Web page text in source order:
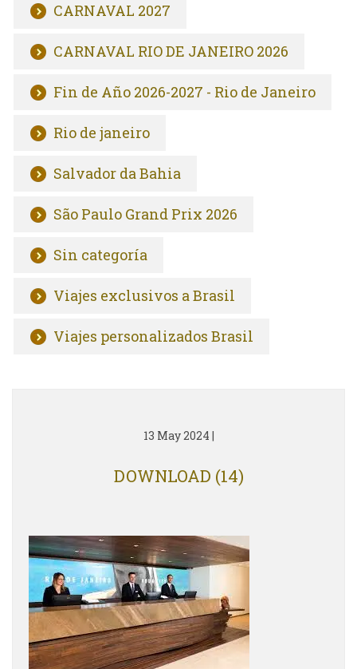
CARNAVAL 2027
CARNAVAL RIO DE JANEIRO 2026
Fin de Año 2026-2027 - Rio de Janeiro
Rio de janeiro
Salvador da Bahia
São Paulo Grand Prix 2026
Sin categoría
Viajes exclusivos a Brasil
Viajes personalizados Brasil
13 May 2024 |
DOWNLOAD (14)